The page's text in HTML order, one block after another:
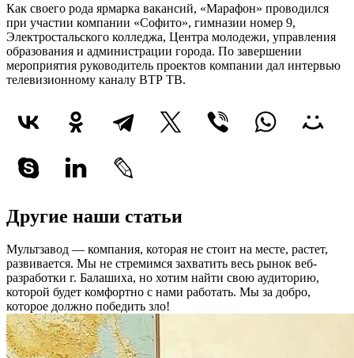
Как своего рода ярмарка вакансий, «Марафон» проводился
при участии компании «Софито», гимназии номер 9,
Электростальского колледжа, Центра молодежи, управления
образования и администрации города. По завершении
мероприятия руководитель проектов компании дал интервью
телевизионному каналу ВТР ТВ.
Другие наши статьи
Мультзавод — компания, которая не стоит на месте, растет,
развивается. Мы не стремимся захватить весь рынок веб-
разработки г. Балашиха, но хотим найти свою аудиторию,
которой будет комфортно с нами работать. Мы за добро,
которое должно победить зло!